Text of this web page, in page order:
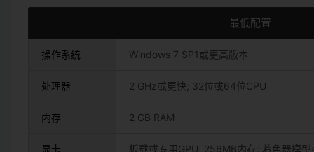
最低配置
操作系统 Windows 7 SP1或更高版本
处理器 2 GHz或更快; 32位或64位CPU
内存 2 GB RAM
显卡 板载或专用GPU; 256MB内存; 着色器模